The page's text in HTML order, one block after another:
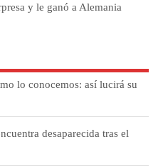
y le ganó a Alemania
lo conocemos: así lucirá su
desaparecida tras el